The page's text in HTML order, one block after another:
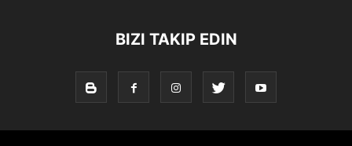
BIZI TAKIP EDIN